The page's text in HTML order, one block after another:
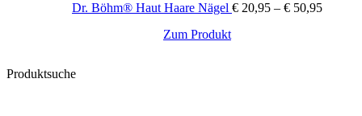
Dr. Böhm® Haut Haare Nägel € 20,95 – € 50,95
Zum ProduktDieses
Produktsuche